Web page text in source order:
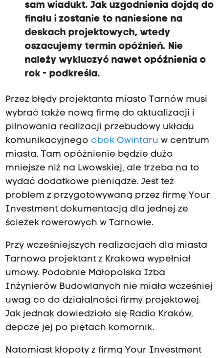
sam wiadukt. Jak uzgodnienia dojdą do
finału i zostanie to naniesione na
deskach projektowych, wtedy
oszacujemy termin opóźnień. Nie
należy wykluczyć nawet opóźnienia o
rok - podkreśla.
Przez błędy projektanta miasto Tarnów musi
wybrać także nową firmę do aktualizacji i
pilnowania realizacji przebudowy układu
komunikacyjnego obok Owintaru w centrum
miasta. Tam opóźnienie będzie dużo
mniejsze niż na Lwowskiej, ale trzeba na to
wydać dodatkowe pieniądze. Jest też
problem z przygotowywaną przez firmę Your
Investment dokumentacją dla jednej ze
ścieżek rowerowych w Tarnowie.
Przy wcześniejszych realizacjach dla miasta
Tarnowa projektant z Krakowa wypełniał
umowy. Podobnie Małopolska Izba
Inżynierów Budowlanych nie miała wcześniej
uwag co do działalności firmy projektowej.
Jak jednak dowiedziało się Radio Kraków,
depcze jej po piętach komornik.
Natomiast kłopoty z firmą Your Investment